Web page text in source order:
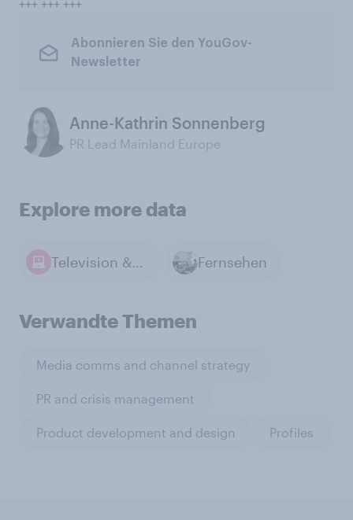
+++ +++ +++
Abonnieren Sie den YouGov-
Newsletter
Anne-Kathrin Sonnenberg
PR Lead Mainland Europe
Explore more data
Television & Streaming Fernsehen
Verwandte Themen
Media comms and channel strategy
PR and crisis management
Product development and design Profiles